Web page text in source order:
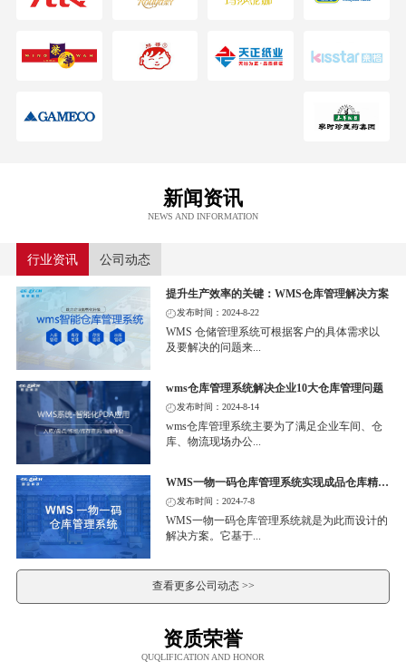
新闻资讯
NEWS AND INFORMATION
行业资讯 公司动态
提升生产效率的关键：WMS仓库管理解决方案
发布时间：2024-8-22
WMS 仓储管理系统可根据客户的具体需求以
及要解决的问题来...
wms仓库管理系统解决企业10大仓库管理问题
发布时间：2024-8-14
wms仓库管理系统主要为了满足企业车间、仓
库、物流现场办公...
WMS一物一码仓库管理系统实现成品仓库精细化管理
发布时间：2024-7-8
WMS一物一码仓库管理系统就是为此而设计的
解决方案。它基于...
查看更多公司动态 >>
资质荣誉
QUQLIFICATION AND HONOR